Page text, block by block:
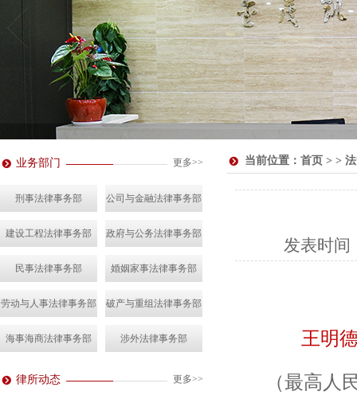
业务部门 更多>>
刑事法律事务部 公司与金融法律事务部
建设工程法律事务部 政府与公务法律事务部
民事法律事务部 婚姻家事法律事务部
劳动与人事法律事务部 破产与重组法律事务部
海事海商法律事务部 涉外法律事务部
律所动态 更多>>
当前位置： 首页 > >
发表时间
王明
（最高人